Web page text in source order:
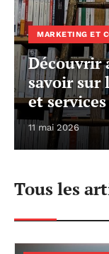
MARKETING ET
Découvrir
savoir sur
et
11 mai 2026
Tous les